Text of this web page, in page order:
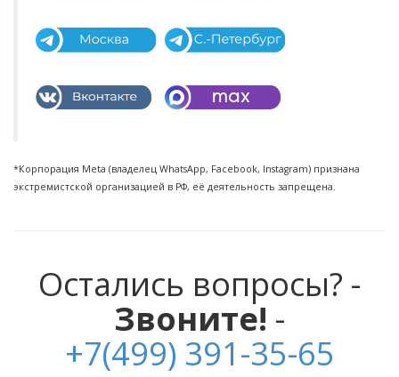
*Корпорация Meta (владелец WhatsApp, Facebook, Instagram) признана
экстремистской организацией в РФ, её деятельность запрещена.
Остались вопросы? -
Звоните! -
+7(499) 391-35-65